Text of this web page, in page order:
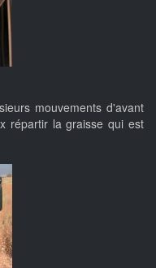
mouvements d'avant
répartir la graisse qui est